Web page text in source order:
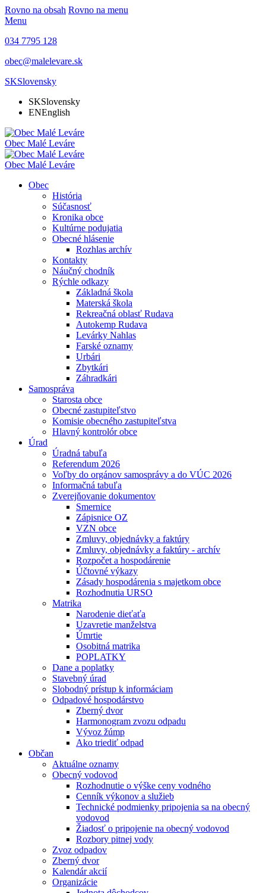
Rovno na obsah Rovno na menu
Menu
034 7795 128
obec@malelevare.sk
SKSlovensky
SKSlovensky
ENEnglish
Obec Malé Leváre
Obec Malé Leváre
Obec
História
Súčasnosť
Kronika obce
Kultúrne podujatia
Obecné hlásenie
Rozhlas archív
Kontakty
Náučný chodník
Rýchle odkazy
Základná škola
Materská škola
Rekreačná oblasť Rudava
Autokemp Rudava
Levárky Nahlas
Farské oznamy
Urbári
Zbytkári
Záhradkári
Samospráva
Starosta obce
Obecné zastupiteľstvo
Komisie obecného zastupiteľstva
Hlavný kontrolór obce
Úrad
Úradná tabuľa
Referendum 2026
Voľby do orgánov samosprávy a do VÚC 2026
Informačná tabuľa
Zverejňovanie dokumentov
Smernice
Zápisnice OZ
VZN obce
Zmluvy, objednávky a faktúry
Zmluvy, objednávky a faktúry - archív
Rozpočet a hospodárenie
Účtovné výkazy
Zásady hospodárenia s majetkom obce
Rozhodnutia URSO
Matrika
Narodenie dieťaťa
Uzavretie manželstva
Úmrtie
Osobitná matrika
POPLATKY
Dane a poplatky
Stavebný úrad
Slobodný prístup k informáciam
Odpadové hospodárstvo
Zberný dvor
Harmonogram zvozu odpadu
Vývoz žúmp
Ako triediť odpad
Občan
Aktuálne oznamy
Obecný vodovod
Rozhodnutie o výške ceny vodného
Cenník výkonov a služieb
Technické podmienky pripojenia sa na obecný
vodovod
Žiadosť o pripojenie na obecný vodovod
Rozbory pitnej vody
Zvoz odpadov
Zberný dvor
Kalendár akcií
Organizácie